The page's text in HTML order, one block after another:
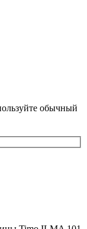
обычный